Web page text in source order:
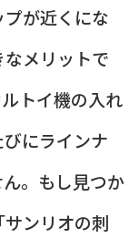
が近くにな
メリットで
トイ機の入れ
にラインナ
。もし見つか
ンリオの刺